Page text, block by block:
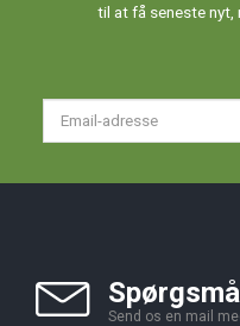
til at få seneste nyt,
Send os en mail